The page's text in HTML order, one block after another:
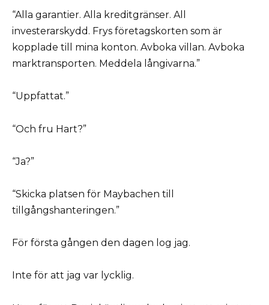
“Alla garantier. Alla kreditgränser. All
investerarskydd. Frys företagskorten som är
kopplade till mina konton. Avboka villan. Avboka
marktransporten. Meddela långivarna.”
“Uppfattat.”
“Och fru Hart?”
“Ja?”
“Skicka platsen för Maybachen till
tillgångshanteringen.”
För första gången den dagen log jag.
Inte för att jag var lycklig.